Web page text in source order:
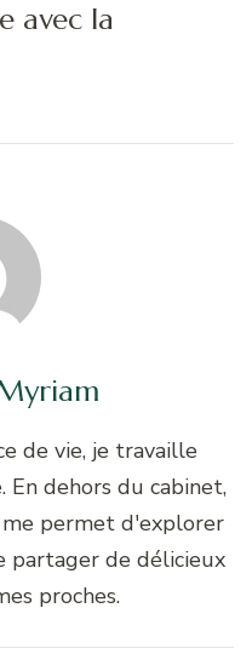
avec la
de vie, je travaille
En dehors du cabinet,
me permet d'explorer
partager de délicieux
proches.